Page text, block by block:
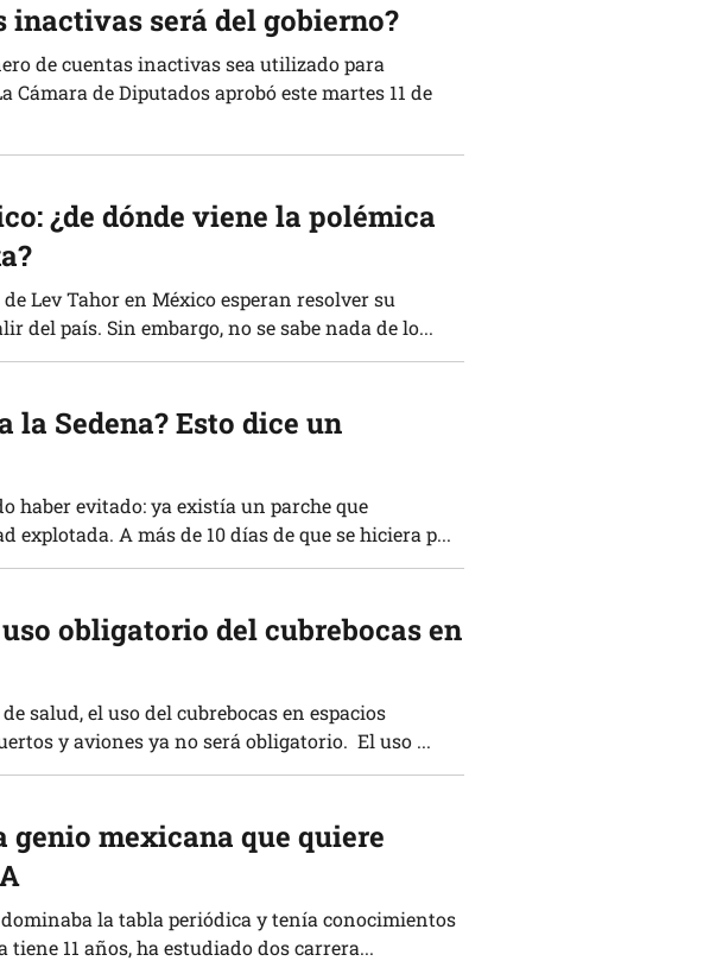
inactivas será del gobierno?
de cuentas inactivas sea utilizado para
Cámara de Diputados aprobó este martes 11 de
¿de dónde viene la polémica
Lev Tahor en México esperan resolver su
del país. Sin embargo, no se sabe nada de lo...
la Sedena? Esto dice un
haber evitado: ya existía un parche que
A más de 10 días de que se hiciera p...
obligatorio del cubrebocas en
salud, el uso del cubrebocas en espacios
y aviones ya no será obligatorio. El uso ...
genio mexicana que quiere
la tabla periódica y tenía conocimientos
11 años, ha estudiado dos carrera...